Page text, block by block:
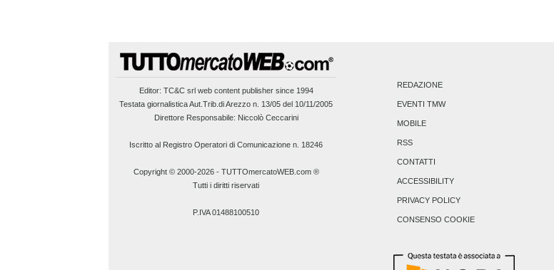
Editor: TC&C srlweb content publisher since 1994
Testata giornalistica Aut.Trib.di Arezzo n. 13/05 del 10/11/2005
Direttore Responsabile: Niccolò Ceccarini
Iscritto al Registro Operatori di Comunicazione n. 18246
Copyright © 2000-2026- TUTTOmercatoWEB.com ®
Tutti i diritti riservati
P.IVA 01488100510
REDAZIONE
EVENTI TMW
MOBILE
RSS
CONTATTI
ACCESSIBILITY
PRIVACY POLICY
CONSENSO COOKIE